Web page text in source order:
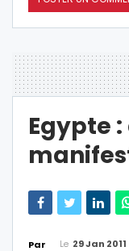
Egypte
Par Le 29 Jan 2011